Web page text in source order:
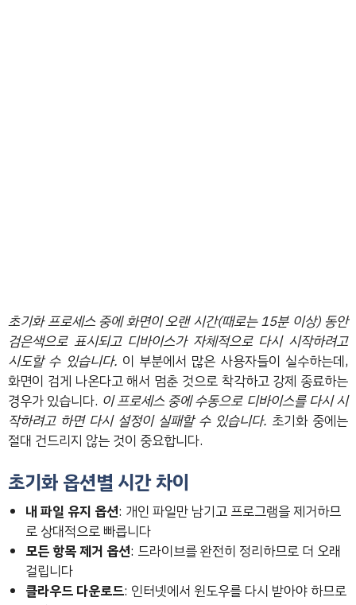
초기화 프로세스 중에 화면이 오랜 시간(때로는 15분 이상) 동안
검은색으로 표시되고 디바이스가 자체적으로 다시 시작하려고
시도할 수 있습니다. 이 부분에서 많은 사용자들이 실수하는데,
화면이 검게 나온다고 해서 멈춘 것으로 착각하고 강제 종료하는
경우가 있습니다. 이 프로세스 중에 수동으로 디바이스를 다시 시
작하려고 하면 다시 설정이 실패할 수 있습니다. 초기화 중에는
절대 건드리지 않는 것이 중요합니다.
초기화 옵션별 시간 차이
내 파일 유지 옵션: 개인 파일만 남기고 프로그램을 제거하므
로 상대적으로 빠릅니다
모든 항목 제거 옵션: 드라이브를 완전히 정리하므로 더 오래
걸립니다
클라우드 다운로드: 인터넷에서 윈도우를 다시 받아야 하므로